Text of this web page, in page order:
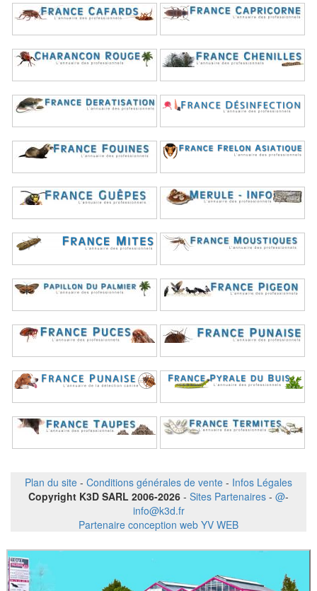
Plan du site - Conditions générales de vente - Infos Légales
Copyright K3D SARL 2006-2026 - Sites Partenaires - @-
info@k3d.fr
Partenaire conception web YV WEB